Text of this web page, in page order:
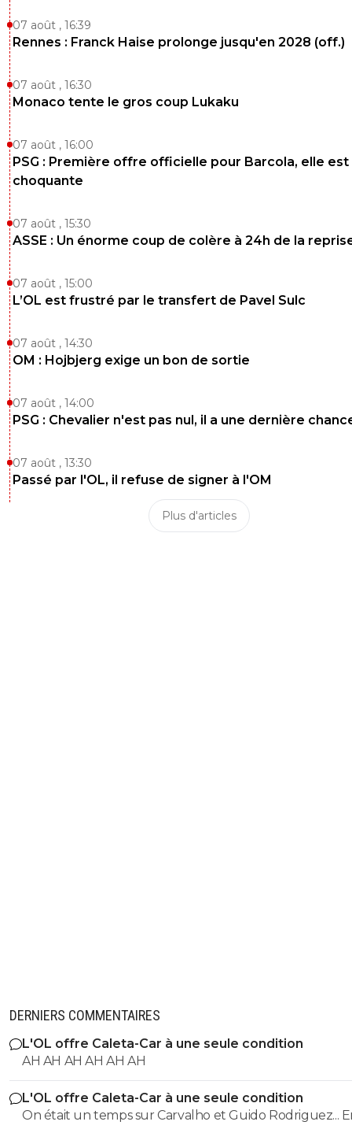
07 août , 16:39
Rennes : Franck Haise prolonge jusqu'en 2028 (off.)
07 août , 16:30
Monaco tente le gros coup Lukaku
07 août , 16:00
PSG : Première offre officielle pour Barcola, elle est
choquante
07 août , 15:30
ASSE : Un énorme coup de colère à 24h de la
07 août , 15:00
L’OL est frustré par le transfert de Pavel Sulc
07 août , 14:30
OM : Hojbjerg exige un bon de sortie
07 août , 14:00
PSG : Chevalier n'est pas nul, il a une dernière
07 août , 13:30
Passé par l'OL, il refuse de signer à l'OM
Plus d'articles
DERNIERS COMMENTAIRES
L'OL offre Caleta-Car à une seule condition
AH AH AH AH AH AH
L'OL offre Caleta-Car à une seule condition
On était un temps sur Carvalho et Guido Rodriguez...